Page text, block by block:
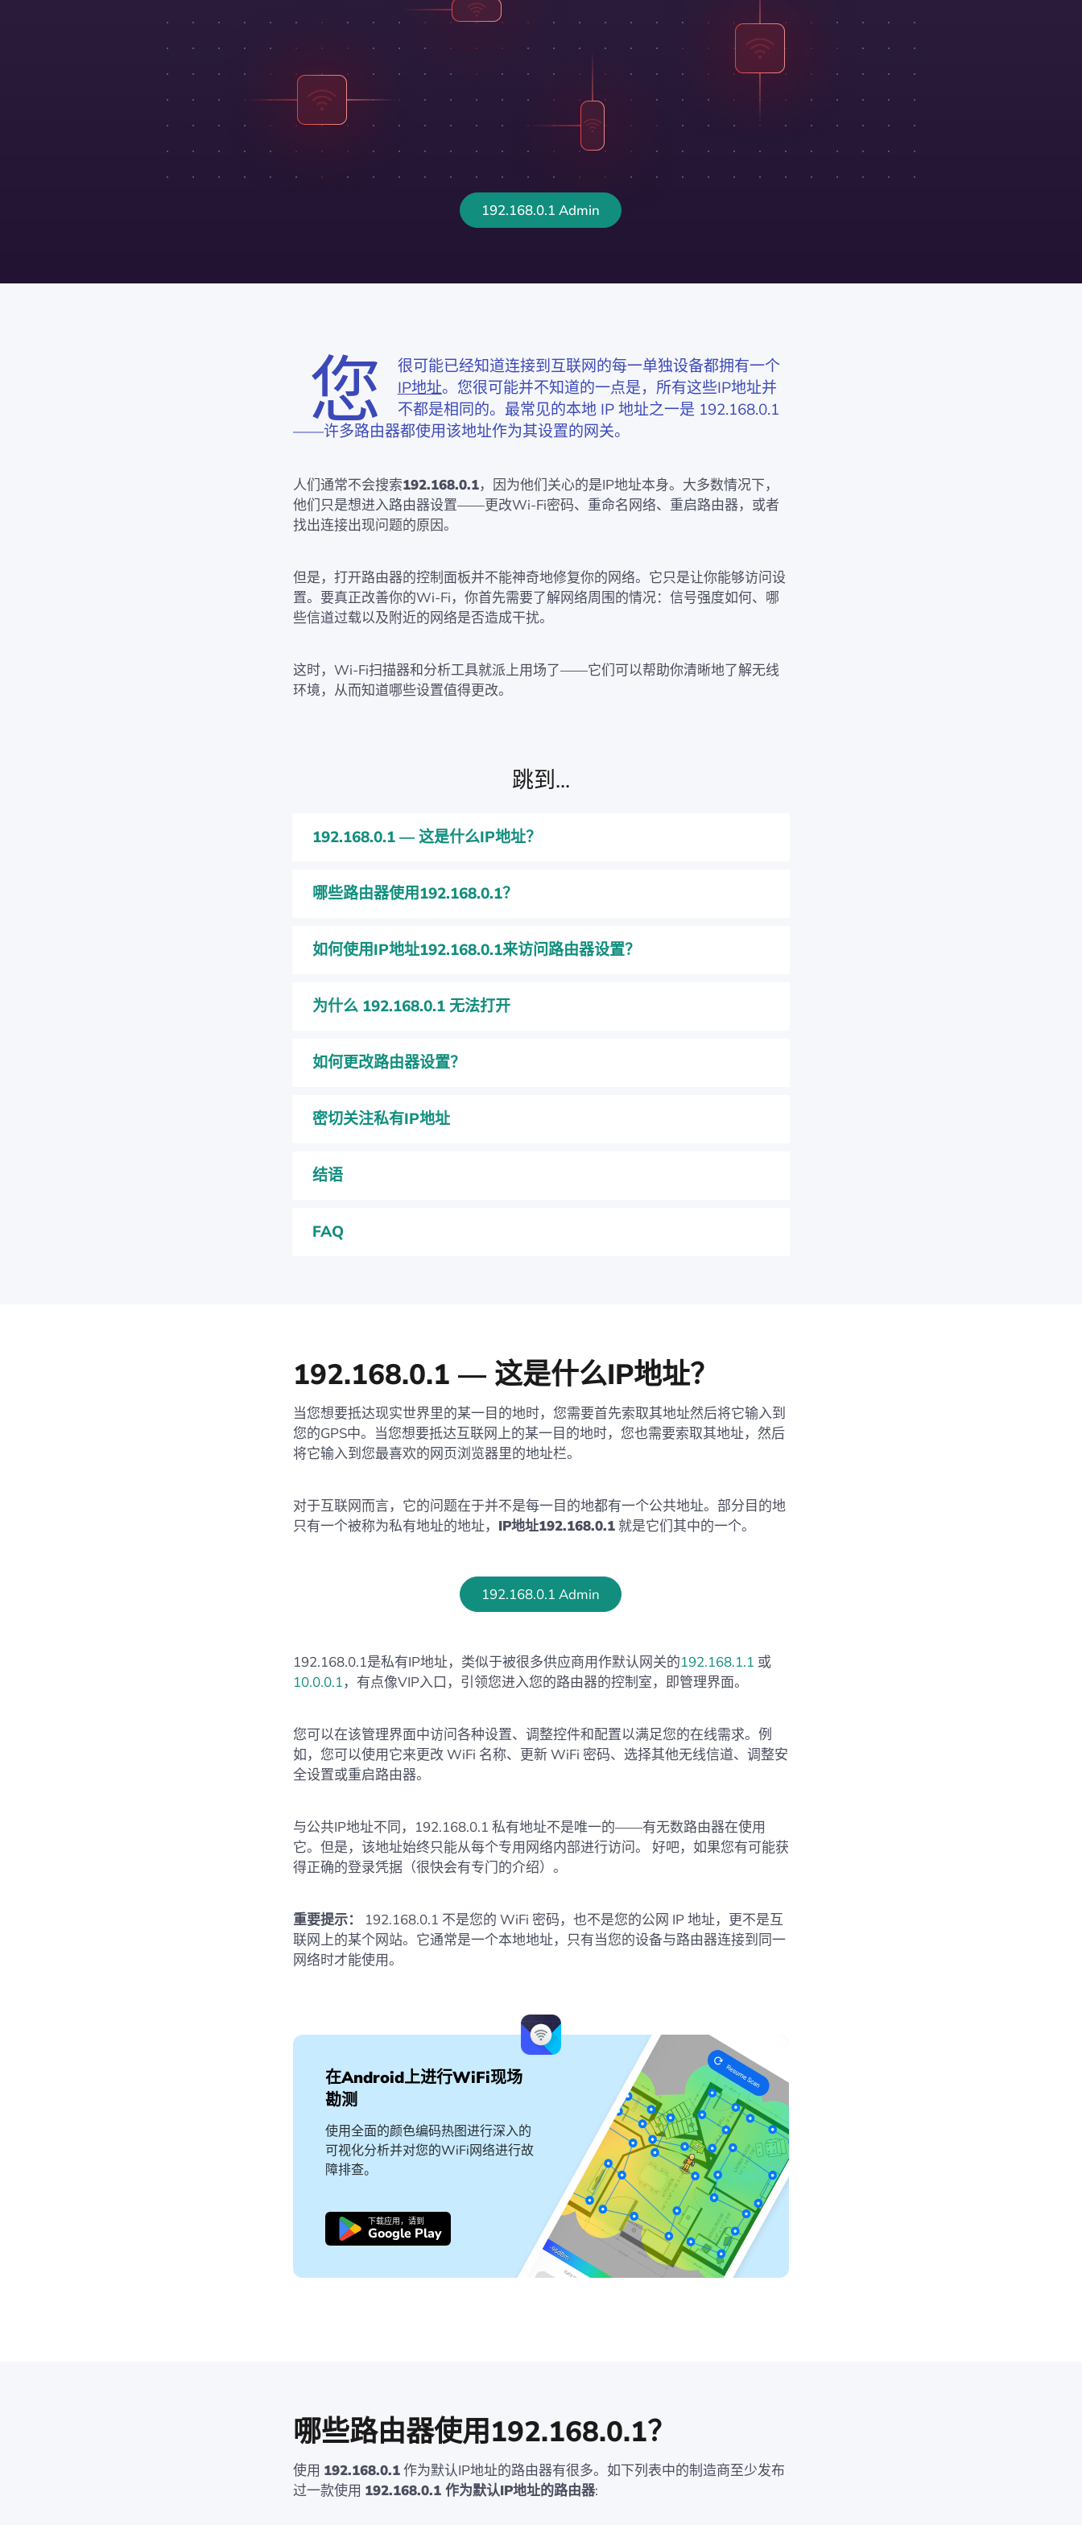
192.168.0.1 Admin
您
很可能已经知道连接到互联网的每一单独设备都拥有一个
IP地址。您很可能并不知道的一点是，所有这些IP地址并
不都是相同的。最常见的本地 IP 地址之一是 192.168.0.1
——许多路由器都使用该地址作为其设置的网关。
人们通常不会搜索192.168.0.1，因为他们关心的是IP地址本身。大多数情况下，
他们只是想进入路由器设置——更改Wi-Fi密码、重命名网络、重启路由器，或者
找出连接出现问题的原因。
但是，打开路由器的控制面板并不能神奇地修复你的网络。它只是让你能够访问设
置。要真正改善你的Wi-Fi，你首先需要了解网络周围的情况：信号强度如何、哪
些信道过载以及附近的网络是否造成干扰。
这时，Wi-Fi扫描器和分析工具就派上用场了——它们可以帮助你清晰地了解无线
环境，从而知道哪些设置值得更改。
跳到...
192.168.0.1 — 这是什么IP地址？
哪些路由器使用192.168.0.1？
如何使用IP地址192.168.0.1来访问路由器设置？
为什么 192.168.0.1 无法打开
如何更改路由器设置？
密切关注私有IP地址
结语
FAQ
192.168.0.1 — 这是什么IP地址？
当您想要抵达现实世界里的某一目的地时，您需要首先索取其地址然后将它输入到
您的GPS中。当您想要抵达互联网上的某一目的地时，您也需要索取其地址，然后
将它输入到您最喜欢的网页浏览器里的地址栏。
对于互联网而言，它的问题在于并不是每一目的地都有一个公共地址。部分目的地
只有一个被称为私有地址的地址， IP地址192.168.0.1就是它们其中的一个。
192.168.0.1 Admin
192.168.0.1是私有IP地址，类似于被很多供应商用作默认网关的192.168.1.1 或
10.0.0.1，有点像VIP入口，引领您进入您的路由器的控制室，即管理界面。
您可以在该管理界面中访问各种设置、调整控件和配置以满足您的在线需求。例
如，您可以使用它来更改 WiFi 名称、更新 WiFi 密码、选择其他无线信道、调整安
全设置或重启路由器。
与公共IP地址不同，192.168.0.1 私有地址不是唯一的——有无数路由器在使用
它。但是，该地址始终只能从每个专用网络内部进行访问。 好吧，如果您有可能获
得正确的登录凭据（很快会有专门的介绍）。
重要提示：
192.168.0.1 不是您的 WiFi 密码，也不是您的公网 IP 地址，更不是互
联网上的某个网站。它通常是一个本地地址，只有当您的设备与路由器连接到同一
网络时才能使用。
在Android上进行WiFi现场
勘测
使用全面的颜色编码热图进行深入的
可视化分析并对您的WiFi网络进行故
障排查。
下载应用，请到
Google Play
哪些路由器使用192.168.0.1？
使用 192.168.0.1作为默认IP地址的路由器有很多。如下列表中的制造商至少发布
过一款使用 192.168.0.1 作为默认IP地址的路由器: